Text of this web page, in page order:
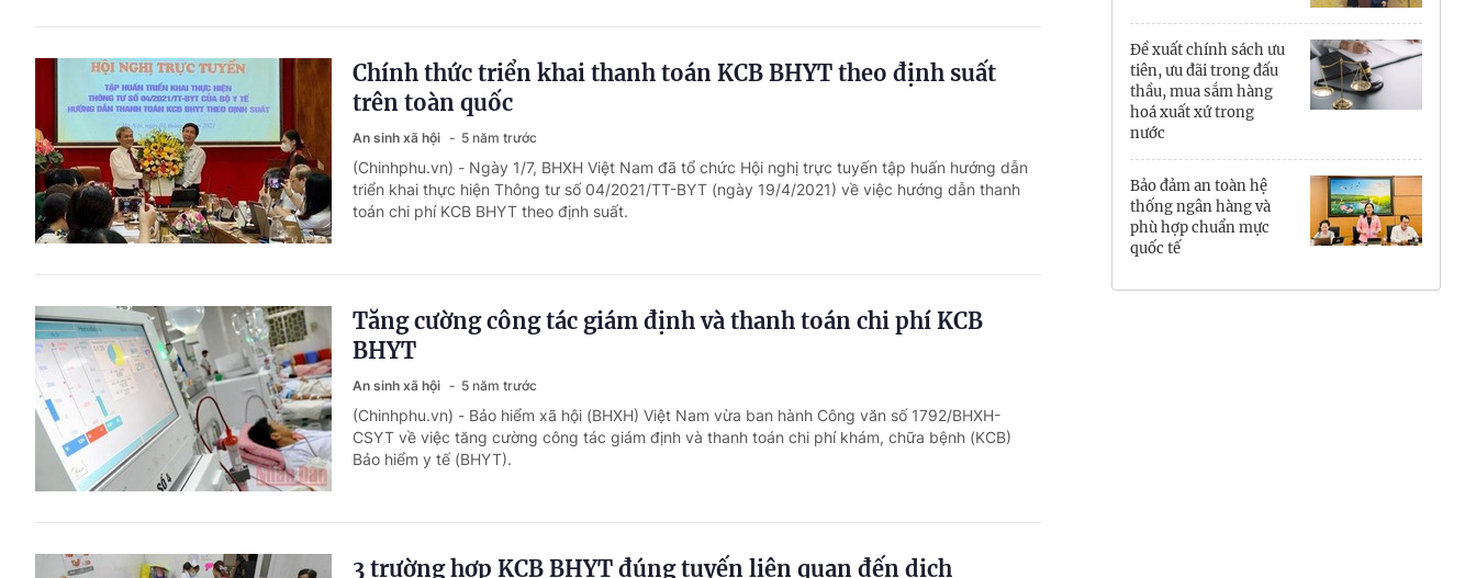
Hồ Chí Minh
Hà Tĩnh
Hưng Yên
Hải Phòng
Chính thức triển khai thanh toán KCB BHYT theo định suất
trên toàn quốc
An sinh xã hội 5 năm trước
(Chinhphu.vn) - Ngày 1/7, BHXH Việt Nam đã tổ chức Hội nghị trực tuyến tập huấn hướng dẫn
triển khai thực hiện Thông tư số 04/2021/TT-BYT (ngày 19/4/2021) về việc hướng dẫn thanh
toán chi phí KCB BHYT theo định suất.
Tăng cường công tác giám định và thanh toán chi phí KCB
BHYT
An sinh xã hội 5 năm trước
(Chinhphu.vn) - Bảo hiểm xã hội (BHXH) Việt Nam vừa ban hành Công văn số 1792/BHXH-
CSYT về việc tăng cường công tác giám định và thanh toán chi phí khám, chữa bệnh (KCB)
Bảo hiểm y tế (BHYT).
3 trường hợp KCB BHYT đúng tuyến liên quan đến dịch
Đề xuất chính sách ưu
tiên, ưu đãi trong đấu
thầu, mua sắm hàng
hoá xuất xứ trong
nước
Bảo đảm an toàn hệ
thống ngân hàng và
phù hợp chuẩn mực
quốc tế